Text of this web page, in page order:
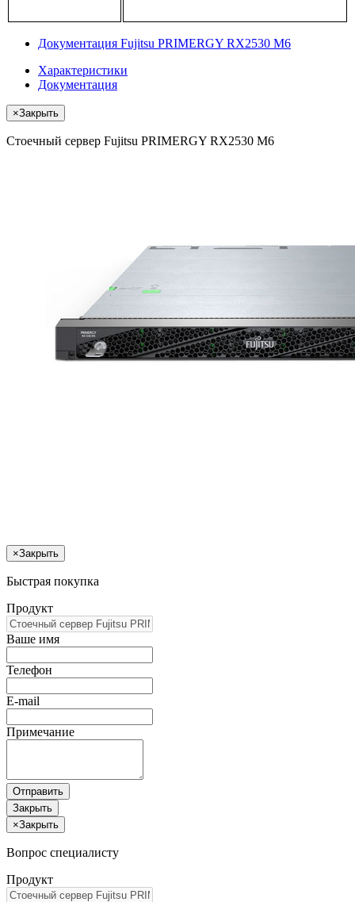
Документация Fujitsu PRIMERGY RX2530 M6
Характеристики
Документация
×Закрыть
Стоечный сервер Fujitsu PRIMERGY RX2530 M6
×Закрыть
Быстрая покупка
Продукт
Ваше имя
Телефон
E-mail
Примечание
Отправить
Закрыть
×Закрыть
Вопрос специалисту
Продукт